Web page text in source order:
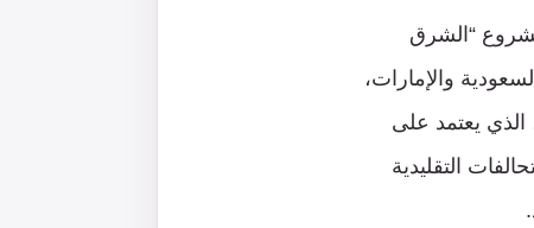
“الشرق
والإمارات،
يعتمد على
التقليدية